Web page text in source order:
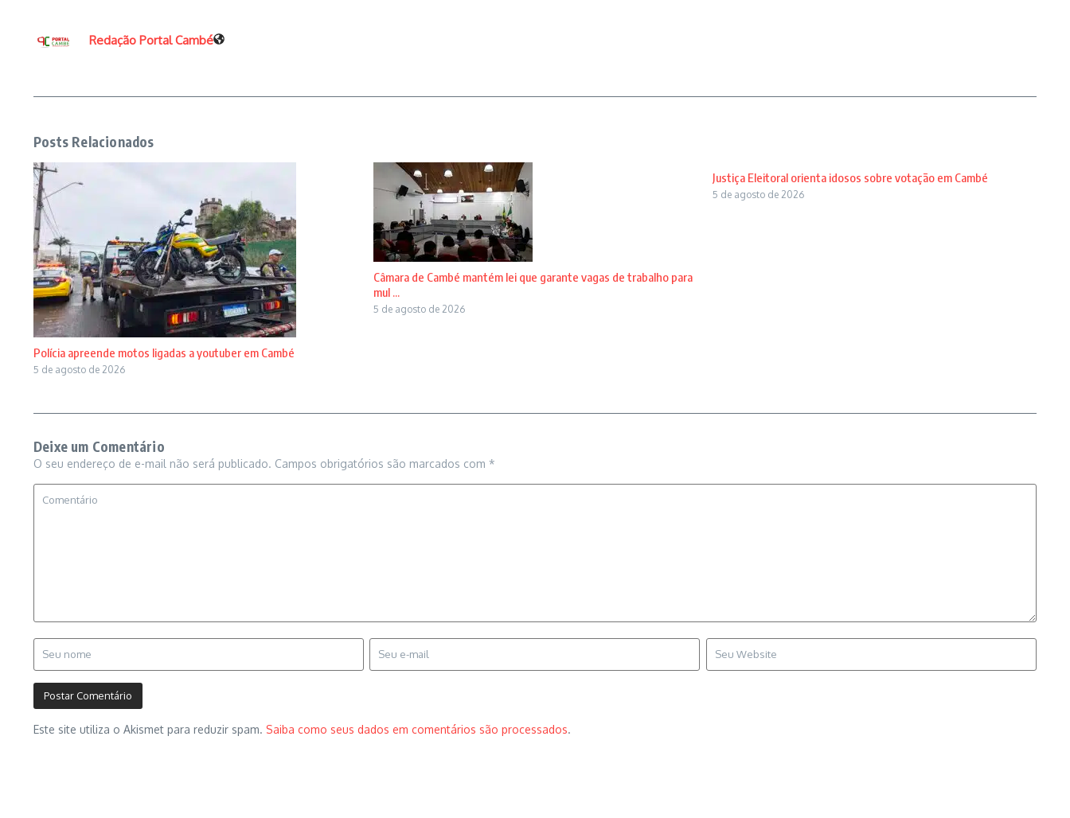
Redação Portal Cambé
Posts Relacionados
Polícia apreende motos ligadas a youtuber em Cambé
5 de agosto de 2026
Câmara de Cambé mantém lei que garante vagas de trabalho para
mul ...
5 de agosto de 2026
Justiça Eleitoral orienta idosos sobre votação em Cambé
5 de agosto de 2026
Deixe um Comentário
O seu endereço de e-mail não será publicado. Campos obrigatórios são marcados com *
Este site utiliza o Akismet para reduzir spam. Saiba como seus dados em comentários são processados.